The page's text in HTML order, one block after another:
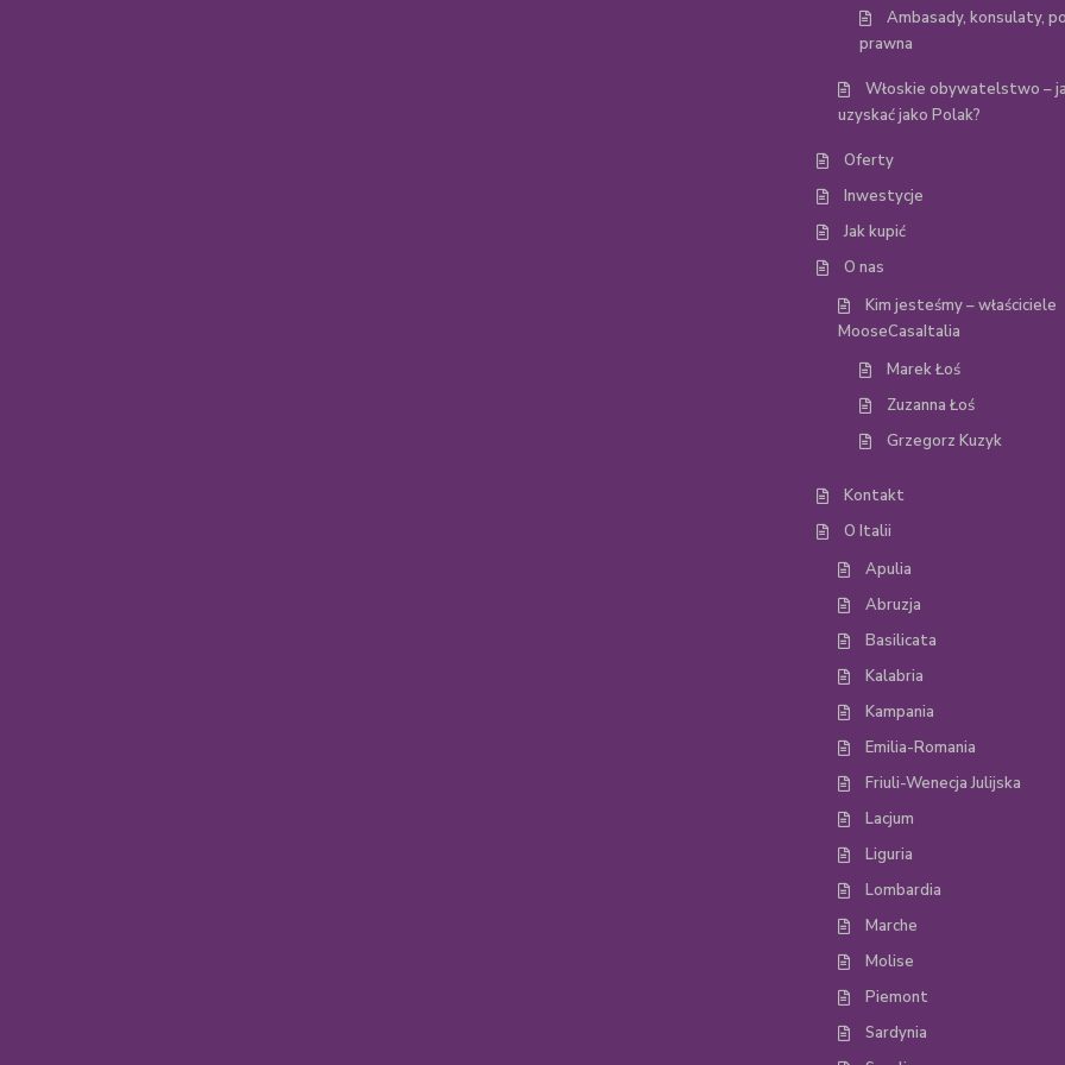
Ambasady, konsulaty,
prawna
Włoskie obywatelstwo –
uzyskać jako Polak?
Oferty
Inwestycje
Jak kupić
O nas
Kim jesteśmy – właściciele
MooseCasaItalia
Marek Łoś
Zuzanna Łoś
Grzegorz Kuzyk
Kontakt
O Italii
Apulia
Abruzja
Basilicata
Kalabria
Kampania
Emilia-Romania
Friuli-Wenecja Julijska
Lacjum
Liguria
Lombardia
Marche
Molise
Piemont
Sardynia